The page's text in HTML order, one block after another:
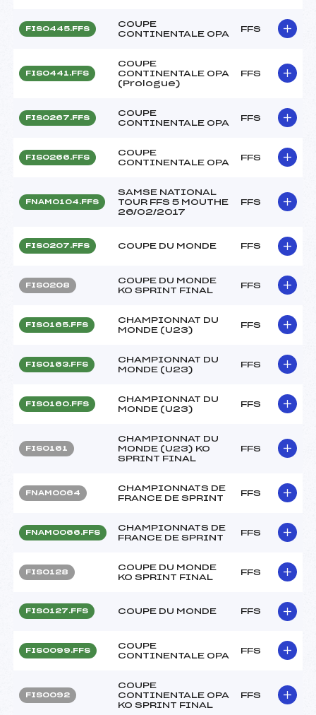
FIS0445.FFS
COUPE
CONTINENTALE OPA
FFS
FIS0441.FFS
COUPE
CONTINENTALE OPA
(Prologue)
FFS
FIS0267.FFS
COUPE
CONTINENTALE OPA
FFS
FIS0266.FFS
COUPE
CONTINENTALE OPA
FFS
FNAM0104.FFS
SAMSE NATIONAL
TOUR FFS 5 MOUTHE
26/02/2017
FFS
FIS0207.FFS COUPE DU MONDE FFS
FIS0208
COUPE DU MONDE
KO SPRINT FINAL
FFS
FIS0165.FFS
CHAMPIONNAT DU
MONDE (U23)
FFS
FIS0163.FFS
CHAMPIONNAT DU
MONDE (U23)
FFS
FIS0160.FFS
CHAMPIONNAT DU
MONDE (U23)
FFS
FIS0161
CHAMPIONNAT DU
MONDE (U23) KO
SPRINT FINAL
FFS
FNAM0064
CHAMPIONNATS DE
FRANCE DE SPRINT
FFS
FNAM0066.FFS
CHAMPIONNATS DE
FRANCE DE SPRINT
FFS
FIS0128
COUPE DU MONDE
KO SPRINT FINAL
FFS
FIS0127.FFS COUPE DU MONDE FFS
FIS0099.FFS
COUPE
CONTINENTALE OPA
FFS
FIS0092
COUPE
CONTINENTALE OPA
KO SPRINT FINAL
FFS